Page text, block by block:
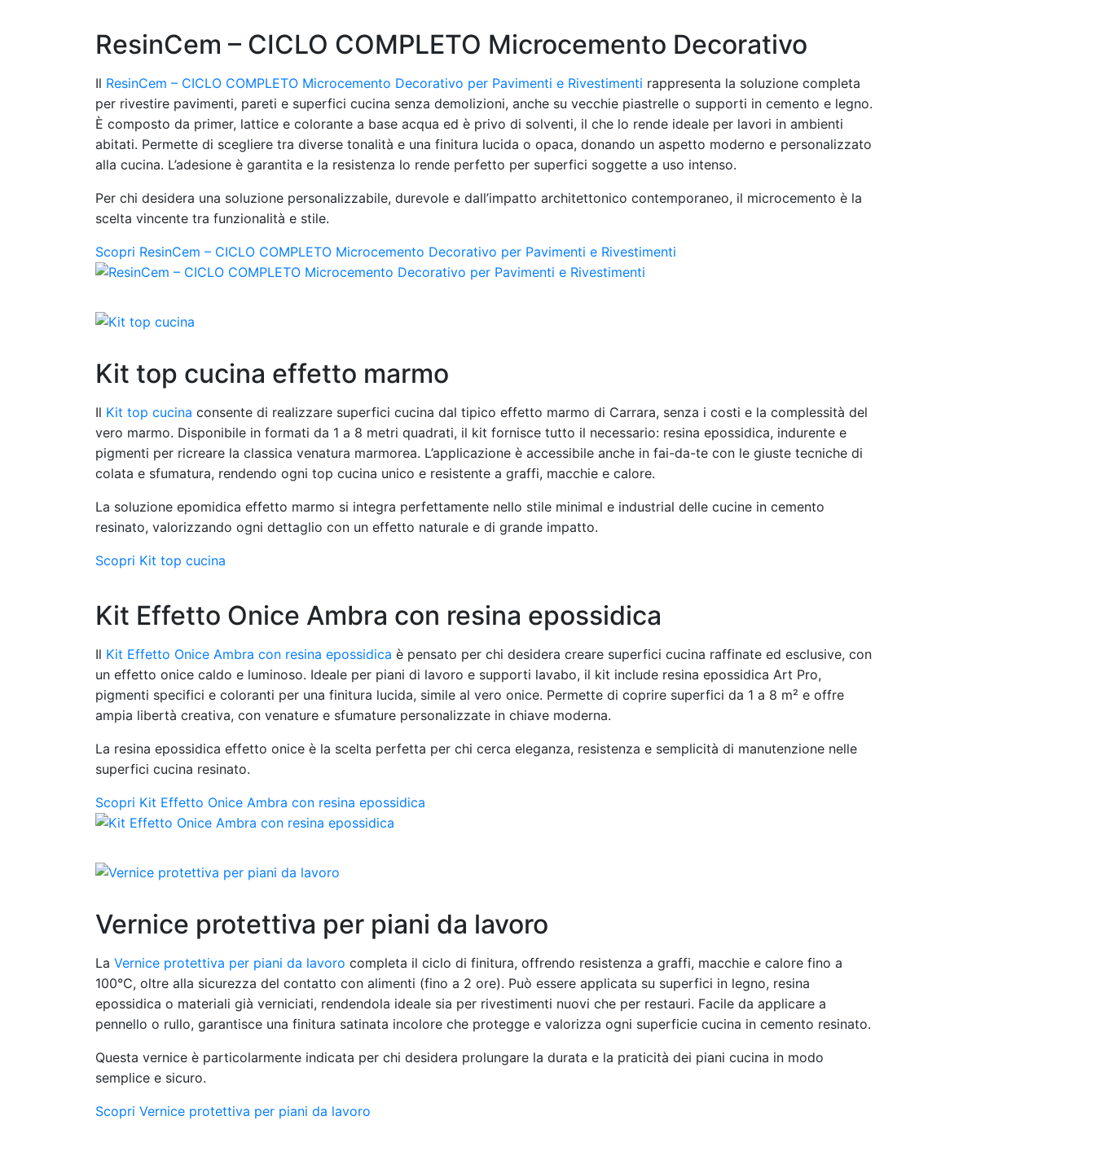
ResinCem – CICLO COMPLETO Microcemento Decorativo
Il ResinCem – CICLO COMPLETO Microcemento Decorativo per Pavimenti e Rivestimenti rappresenta la soluzione completa
per rivestire pavimenti, pareti e superfici cucina senza demolizioni, anche su vecchie piastrelle o supporti in cemento e legno.
È composto da primer, lattice e colorante a base acqua ed è privo di solventi, il che lo rende ideale per lavori in ambienti
abitati. Permette di scegliere tra diverse tonalità e una finitura lucida o opaca, donando un aspetto moderno e personalizzato
alla cucina. L’adesione è garantita e la resistenza lo rende perfetto per superfici soggette a uso intenso.
Per chi desidera una soluzione personalizzabile, durevole e dall’impatto architettonico contemporaneo, il microcemento è la
scelta vincente tra funzionalità e stile.
Scopri ResinCem – CICLO COMPLETO Microcemento Decorativo per Pavimenti e Rivestimenti
Kit top cucina effetto marmo
Il Kit top cucina consente di realizzare superfici cucina dal tipico effetto marmo di Carrara, senza i costi e la complessità del
vero marmo. Disponibile in formati da 1 a 8 metri quadrati, il kit fornisce tutto il necessario: resina epossidica, indurente e
pigmenti per ricreare la classica venatura marmorea. L’applicazione è accessibile anche in fai-da-te con le giuste tecniche di
colata e sfumatura, rendendo ogni top cucina unico e resistente a graffi, macchie e calore.
La soluzione epomidica effetto marmo si integra perfettamente nello stile minimal e industrial delle cucine in cemento
resinato, valorizzando ogni dettaglio con un effetto naturale e di grande impatto.
Scopri Kit top cucina
Kit Effetto Onice Ambra con resina epossidica
Il Kit Effetto Onice Ambra con resina epossidica è pensato per chi desidera creare superfici cucina raffinate ed esclusive, con
un effetto onice caldo e luminoso. Ideale per piani di lavoro e supporti lavabo, il kit include resina epossidica Art Pro,
pigmenti specifici e coloranti per una finitura lucida, simile al vero onice. Permette di coprire superfici da 1 a 8 m² e offre
ampia libertà creativa, con venature e sfumature personalizzate in chiave moderna.
La resina epossidica effetto onice è la scelta perfetta per chi cerca eleganza, resistenza e semplicità di manutenzione nelle
superfici cucina resinato.
Scopri Kit Effetto Onice Ambra con resina epossidica
Vernice protettiva per piani da lavoro
La Vernice protettiva per piani da lavoro completa il ciclo di finitura, offrendo resistenza a graffi, macchie e calore fino a
100°C, oltre alla sicurezza del contatto con alimenti (fino a 2 ore). Può essere applicata su superfici in legno, resina
epossidica o materiali già verniciati, rendendola ideale sia per rivestimenti nuovi che per restauri. Facile da applicare a
pennello o rullo, garantisce una finitura satinata incolore che protegge e valorizza ogni superficie cucina in cemento resinato.
Questa vernice è particolarmente indicata per chi desidera prolungare la durata e la praticità dei piani cucina in modo
semplice e sicuro.
Scopri Vernice protettiva per piani da lavoro